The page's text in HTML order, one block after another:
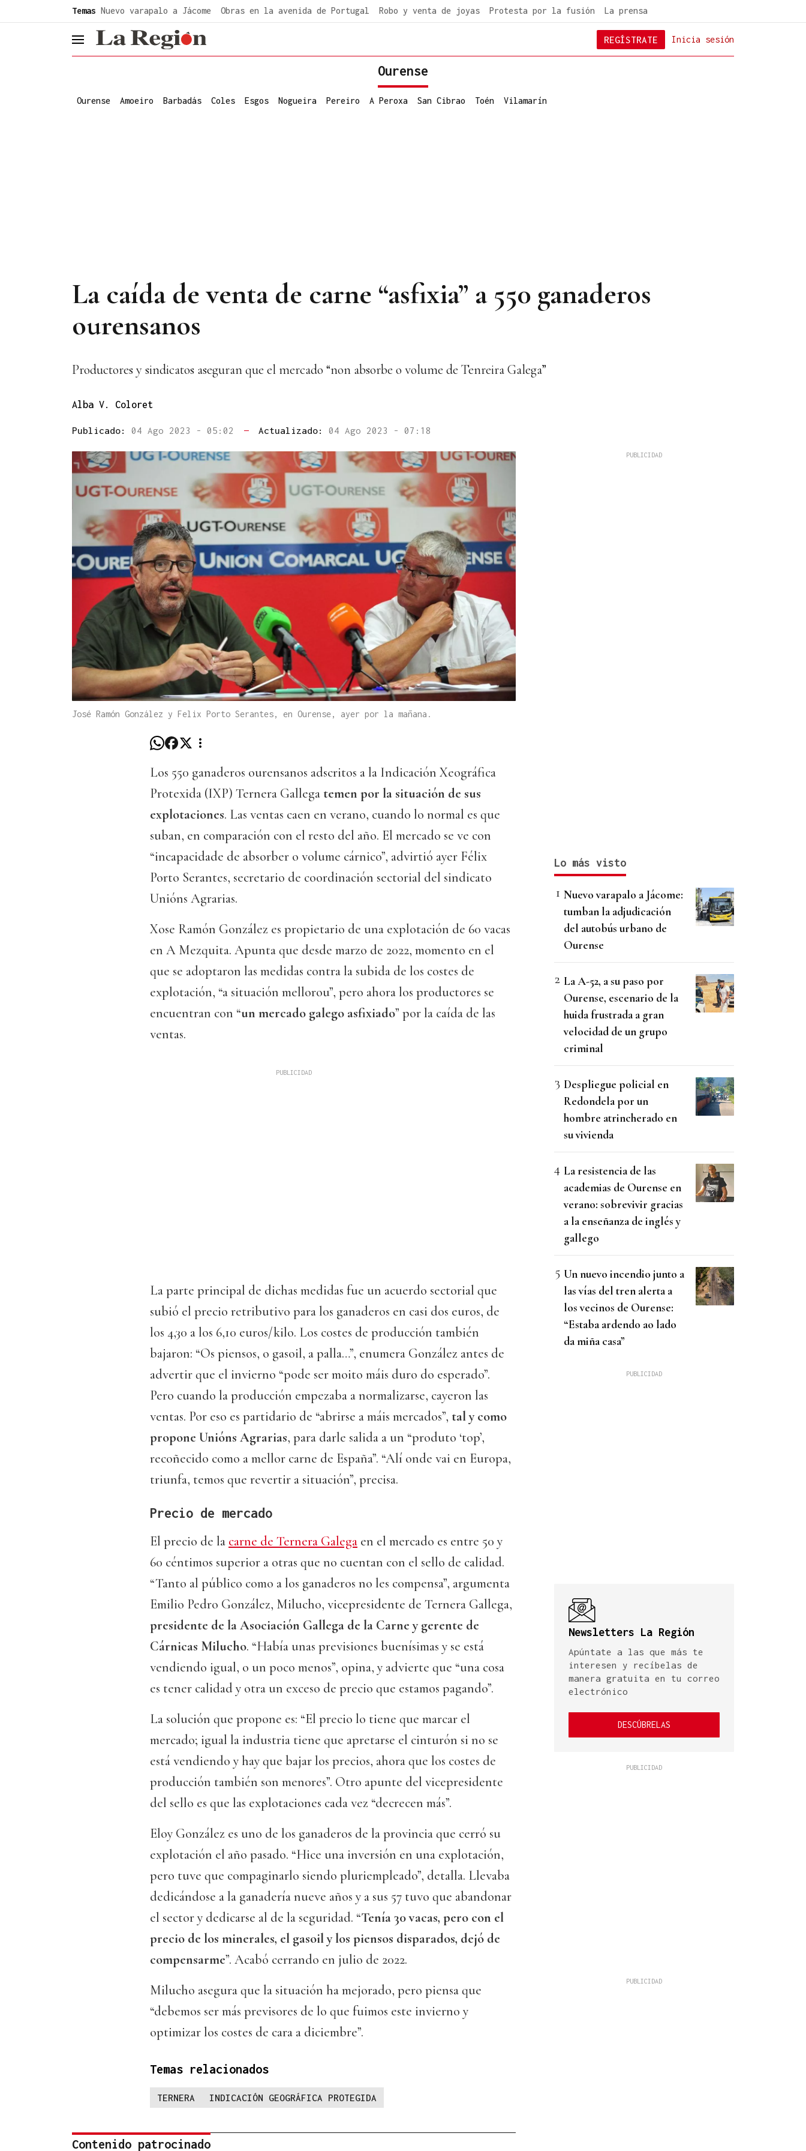
Temas Nuevo varapalo a Jácome Obras en la avenida de Portugal Robo y venta de joyas Protesta por la fusión La prensa
header.menu.open Inicia sesión
REGÍSTRATE
Ourense
Ourense Amoeiro Barbadás Coles Esgos Nogueira Pereiro A Peroxa San Cibrao Toén Vilamarín
La caída de venta de carne “asfixia” a 550 ganaderos
ourensanos
Productores y sindicatos aseguran que el mercado “non absorbe o volume de Tenreira Galega”
Alba V. Coloret
Publicado: 04 Ago 2023 - 05:02 — Actualizado: 04 Ago 2023 - 07:18
José Ramón González y Felix Porto Serantes, en Ourense, ayer por la mañana.
Los 550 ganaderos ourensanos adscritos a la Indicación Xeográfica
Protexida (IXP) Ternera Gallega temen por la situación de sus
explotaciones. Las ventas caen en verano, cuando lo normal es que
suban, en comparación con el resto del año. El mercado se ve con
“incapacidade de absorber o volume cárnico”, advirtió ayer Félix
Porto Serantes, secretario de coordinación sectorial del sindicato
Unións Agrarias.
Xose Ramón González es propietario de una explotación de 60 vacas
en A Mezquita. Apunta que desde marzo de 2022, momento en el
que se adoptaron las medidas contra la subida de los costes de
explotación, “a situación mellorou”, pero ahora los productores se
encuentran con “un mercado galego asfixiado” por la caída de las
ventas.
La parte principal de dichas medidas fue un acuerdo sectorial que
subió el precio retributivo para los ganaderos en casi dos euros, de
los 4,30 a los 6,10 euros/kilo. Los costes de producción también
bajaron: “Os piensos, o gasoil, a palla…”, enumera González antes de
advertir que el invierno “pode ser moito máis duro do esperado”.
Pero cuando la producción empezaba a normalizarse, cayeron las
ventas. Por eso es partidario de “abrirse a máis mercados”, tal y como
propone Unións Agrarias, para darle salida a un “produto ‘top’,
recoñecido como a mellor carne de España”. “Alí onde vai en Europa,
triunfa, temos que revertir a situación”, precisa.
Precio de mercado
El precio de la carne de Ternera Galega en el mercado es entre 50 y
60 céntimos superior a otras que no cuentan con el sello de calidad.
“Tanto al público como a los ganaderos no les compensa”, argumenta
Emilio Pedro González, Milucho, vicepresidente de Ternera Gallega,
presidente de la Asociación Gallega de la Carne y gerente de
Cárnicas Milucho. “Había unas previsiones buenísimas y se está
vendiendo igual, o un poco menos”, opina, y advierte que “una cosa
es tener calidad y otra un exceso de precio que estamos pagando”.
La solución que propone es: “El precio lo tiene que marcar el
mercado; igual la industria tiene que apretarse el cinturón si no se
está vendiendo y hay que bajar los precios, ahora que los costes de
producción también son menores”. Otro apunte del vicepresidente
del sello es que las explotaciones cada vez “decrecen más”.
Eloy González es uno de los ganaderos de la provincia que cerró su
explotación el año pasado. “Hice una inversión en una explotación,
pero tuve que compaginarlo siendo pluriempleado”, detalla. Llevaba
dedicándose a la ganadería nueve años y a sus 57 tuvo que abandonar
el sector y dedicarse al de la seguridad. “Tenía 30 vacas, pero con el
precio de los minerales, el gasoil y los piensos disparados, dejó de
compensarme”. Acabó cerrando en julio de 2022.
Milucho asegura que la situación ha mejorado, pero piensa que
“debemos ser más previsores de lo que fuimos este invierno y
optimizar los costes de cara a diciembre”.
Temas relacionados
TERNERA INDICACIÓN GEOGRÁFICA PROTEGIDA
Contenido patrocinado
Lo más visto
Nuevo varapalo a Jácome:
tumban la adjudicación
del autobús urbano de
Ourense
La A-52, a su paso por
Ourense, escenario de la
huida frustrada a gran
velocidad de un grupo
criminal
Despliegue policial en
Redondela por un
hombre atrincherado en
su vivienda
La resistencia de las
academias de Ourense en
verano: sobrevivir gracias
a la enseñanza de inglés y
gallego
Un nuevo incendio junto a
las vías del tren alerta a
los vecinos de Ourense:
“Estaba ardendo ao lado
da miña casa”
Newsletters La Región
Apúntate a las que más te
interesen y recíbelas de
manera gratuita en tu correo
electrónico
DESCÚBRELAS